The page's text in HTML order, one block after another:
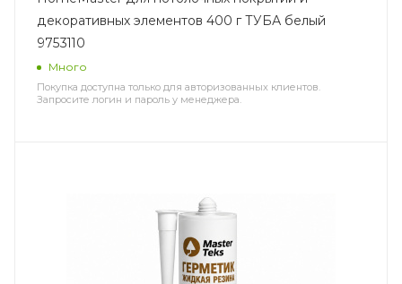
декоративных элементов 400 г ТУБА белый
9753110
Много
Покупка доступна только для авторизованных клиентов.
Запросите логин и пароль у менеджера.